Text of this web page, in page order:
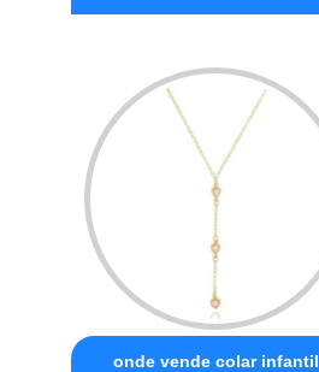
onde vende colar infantil